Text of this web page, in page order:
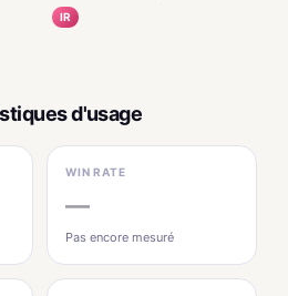
IR
d'usage
WIN RATE
—
Pas encore mesuré